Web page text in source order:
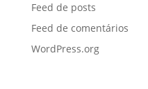
Feed de posts
Feed de comentários
WordPress.org